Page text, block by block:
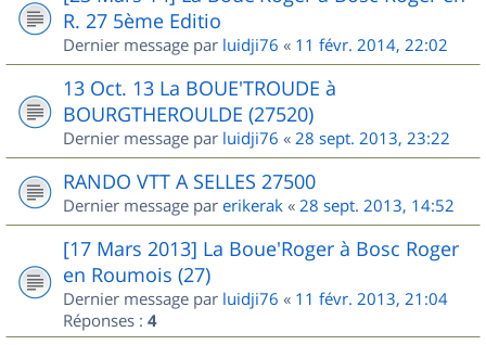
R. 27 5ème Editio
Dernier message par luidji76 « 11 févr. 2014, 22:02
13 Oct. 13 La BOUE'TROUDE à
BOURGTHEROULDE (27520)
Dernier message par luidji76 « 28 sept. 2013, 23:22
RANDO VTT A SELLES 27500
Dernier message par erikerak « 28 sept. 2013, 14:52
[17 Mars 2013] La Boue'Roger à Bosc Roger
en Roumois (27)
Dernier message par luidji76 « 11 févr. 2013, 21:04
Réponses : 4